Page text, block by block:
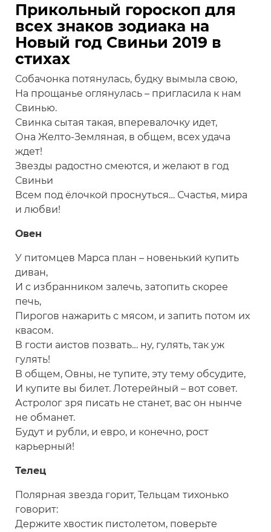
стихах
Прикольный гороскоп для
всех знаков зодиака на
Новый год Свиньи 2019 в
стихах
Собачонка потянулась, будку вымыла свою,
На прощанье оглянулась – пригласила к нам
Свинью.
Свинка сытая такая, вперевалочку идет,
Она Желто-Земляная, в общем, всех удача
ждет!
Звезды радостно смеются, и желают в год
Свиньи
Всем под ёлочкой проснуться… Счастья, мира
и любви!
Овен
У питомцев Марса план – новенький купить
диван,
И с избранником залечь, затопить скорее
печь,
Пирогов нажарить с мясом, и запить потом их
квасом.
В гости аистов позвать… ну, гулять, так уж
гулять!
В общем, Овны, не тупите, эту тему обсудите,
И купите вы билет. Лотерейный – вот совет.
Астролог зря писать не станет, вас он нынче
не обманет.
Будут и рубли, и евро, и конечно, рост
карьерный!
Телец
Полярная звезда горит, Тельцам тихонько
говорит:
Держите хвостик пистолетом, поверьте